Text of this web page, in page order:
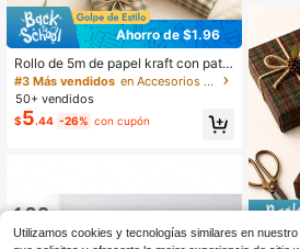
Ahorro de $1.96
Rollo de 5m de papel kraft con patr
ón de cuadros verdes, 43cm x 500
cm, papel de regalo grueso para Na
vidad, Año Nuevo, cumpleaños, des
pedida de soltera, decoración navid
#3 Más vendidos
en Accesorios De Embalaje De Regalo
50+ vendidos
$5.44 -26% con cupón
de
vío
rdo/
opa,
urtido
Utilizamos cookies y tecnologías similares en